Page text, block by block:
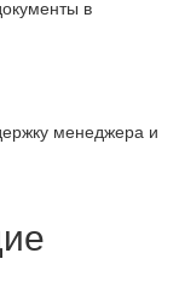
в
менеджера и